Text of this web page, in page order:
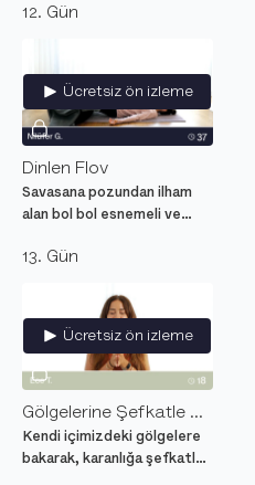
meditasyon.
12. Gün
Ücretsiz ön izleme
Dinlen Flov
Savasana pozundan ilham
alan bol bol esnemeli ve
dersi uyku öncesi için ideal.
13. Gün
Ücretsiz ön izleme
Gölgelerine Şefkatle Bak
Kendi içimizdeki gölgelere
bakarak, karanlığa şefkatle